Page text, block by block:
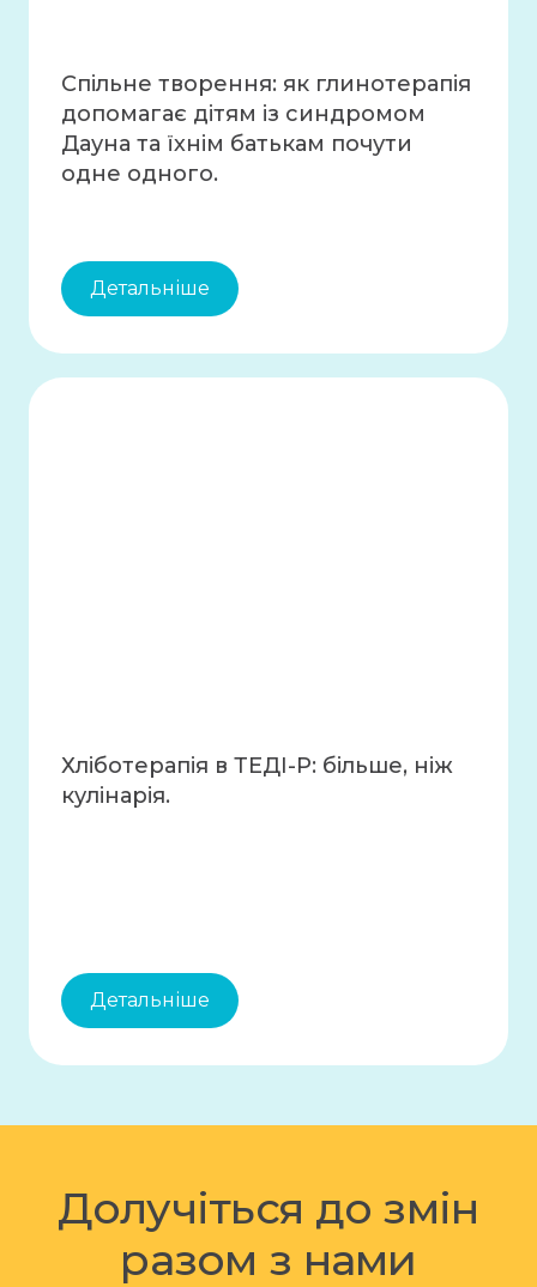
Спільне творення: як глинотерапія
допомагає дітям із синдромом
Дауна та їхнім батькам почути
одне одного.
Детальніше
Хліботерапія в ТЕДІ-Р: більше, ніж
кулінарія.
Детальніше
Долучіться до змін
разом з нами